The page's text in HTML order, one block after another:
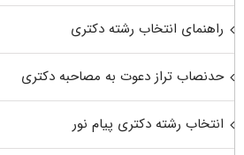
راهنمای انتخاب رشته دکتری
حدنصاب تراز دعوت به مصاحبه دکتری
انتخاب رشته دکتری پیام نور